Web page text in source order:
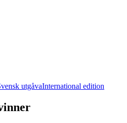
utgåvaInternational edition